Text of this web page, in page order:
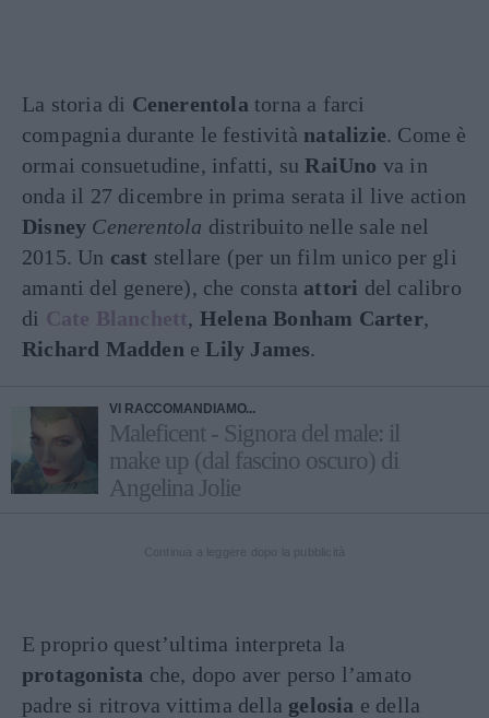
La storia di Cenerentola torna a farci
compagnia durante le festività natalizie. Come è
ormai consuetudine, infatti, suRaiUno va in
onda il 27 dicembre in prima serata il live action
Disney Cenerentola distribuito nelle sale nel
2015. Un cast stellare (per un film unico per gli
amanti del genere), che consta attori del calibro
di Cate Blanchett, Helena Bonham Carter,
Richard Madden eLily James.
VI RACCOMANDIAMO...
Maleficent - Signora del male: il
make up (dal fascino oscuro) di
Angelina Jolie
E proprio quest’ultima interpreta la
protagonista che, dopo aver perso l’amato
padre si ritrova vittima della gelosia e della